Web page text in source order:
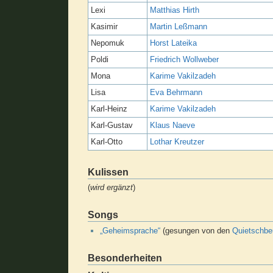
Lexi
Matthias Hirth
Kasimir
Martin Leßmann
Nepomuk
Horst Lateika
Poldi
Friedrich Wollweber
Mona
Karime Vakilzadeh
Lisa
Eva Behrmann
Karl-Heinz
Karime Vakilzadeh
Karl-Gustav
Klaus Naeve
Karl-Otto
Lothar Kreutzer
Kulissen
(wird ergänzt)
Songs
„Geheimsprache“ (gesungen von den
Besonderheiten